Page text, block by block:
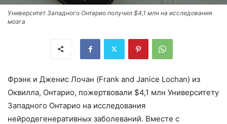
Университет Западного Онтарио получил $4,1 млн на исследования
мозга
Фрэнк и Дженис Лочан (Frank and Janice Lochan) из
Оквилла, Онтарио, пожертвовали $4,1 млн Университету
Западного Онтарио на исследования
нейродегенеративных заболеваний. Вместе с